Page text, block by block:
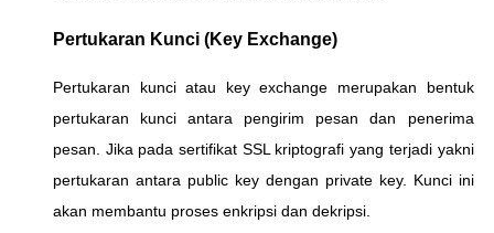
Pertukaran Kunci (Key Exchange)
Pertukaran kunci atau key exchange merupakan bentuk
pertukaran kunci antara pengirim pesan dan penerima
pesan. Jika pada sertifikat SSL kriptografi yang terjadi yakni
pertukaran antara public key dengan private key. Kunci ini
akan membantu proses enkripsi dan dekripsi.